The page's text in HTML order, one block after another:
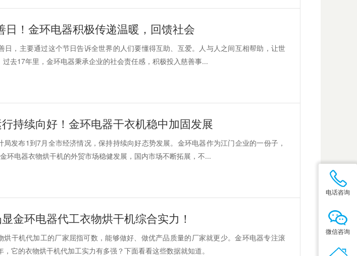
日！金环电器积极传递温暖，回馈社会
日，主要通过这个节日告诉全世界的人们要懂得互助、互爱。人与人之间互相帮助，让世
过去17年里，金环电器秉承企业的社会责任感，积极投入慈善事...
持续向好！金环电器干衣机稳中加固发展
局发布1到7月全市经济情况，保持持续向好态势发展。金环电器作为江门企业的一份子，
环电器衣物烘干机的外贸市场稳健发展，国内市场不断拓展，不...
金环电器代工衣物烘干机综合实力！
烘干机代加工的厂家屈指可数，能够做好、做优产品质量的厂家就更少。金环电器专注滚
它的衣物烘干机代加工实力有多强？下面看看这些数据就知道。
电话咨询
微信咨询